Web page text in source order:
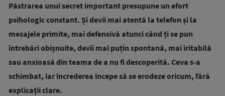
Păstrarea unui secret important presupune un efort
psihologic constant. Și devii mai atentă la telefon și la
mesajele primite, mai defensivă atunci când ți se pun
întrebări obișnuite, devii mai puțin spontană, mai iritabilă
sau anxioasă din teama de a nu fi descoperită. Ceva s-a
schimbat, iar încrederea începe să se erodeze oricum, fără
explicații clare.